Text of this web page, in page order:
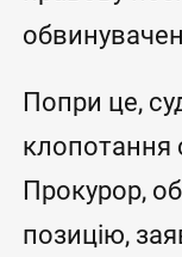
Попри це,
клопотання
Прокурор,
позицію,